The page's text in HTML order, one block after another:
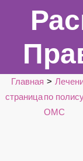
РФ
Главная
страницапо
ОМС